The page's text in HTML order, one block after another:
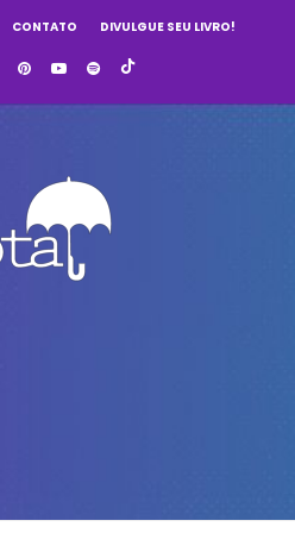
CONTATO DIVULGUE SEU LIVRO!